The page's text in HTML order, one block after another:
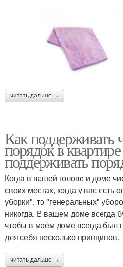
читать дальше →
Как поддерживать
порядок в
поддерживать
Когда в вашей голове и доме
своих местах, когда у вас есть
уборки", то "генеральных"
никогда. В вашем доме всегда
чтобы в моём доме всегда был
для себя несколько принципов.
читать дальше →